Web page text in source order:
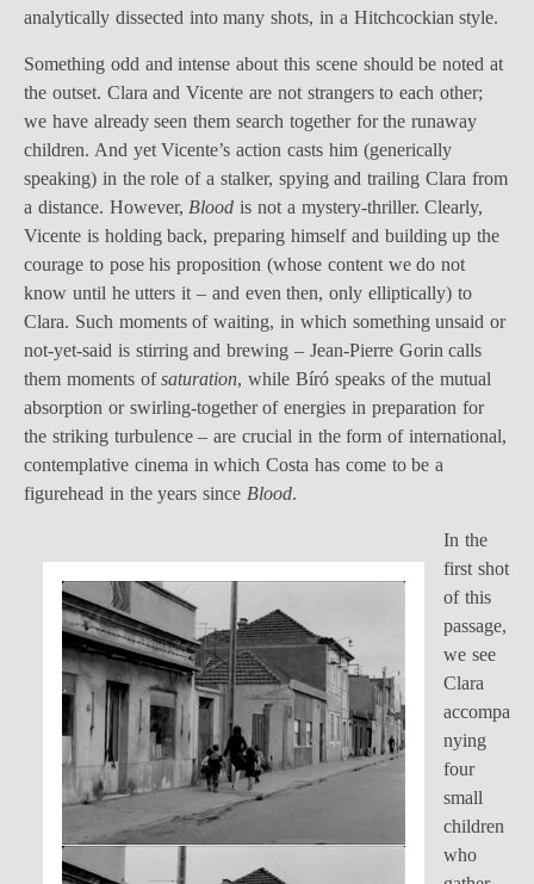
analytically dissected into many shots, in a Hitchcockian style.
Something odd and intense about this scene should be noted at
the outset. Clara and Vicente are not strangers to each other;
we have already seen them search together for the runaway
children. And yet Vicente’s action casts him (generically
speaking) in the role of a stalker, spying and trailing Clara from
a distance. However, Blood is not a mystery-thriller. Clearly,
Vicente is holding back, preparing himself and building up the
courage to pose his proposition (whose content we do not
know until he utters it – and even then, only elliptically) to
Clara. Such moments of waiting, in which something unsaid or
not-yet-said is stirring and brewing – Jean-Pierre Gorin calls
them moments ofsaturation, while Bíró speaks of the mutual
absorption or swirling-together of energies in preparation for
the striking turbulence – are crucial in the form of international,
contemplative cinema in which Costa has come to be a
figurehead in the years since Blood.
In the
first shot
of this
passage,
we see
Clara
accompa
nying
four
small
children
who